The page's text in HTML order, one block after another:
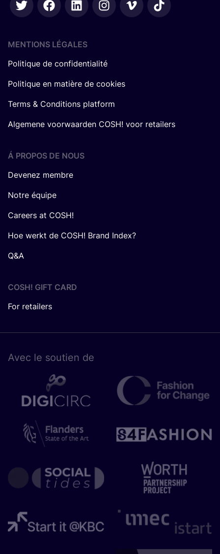
MENTIONS LÉGALES
Politique de confidentialité
Politique en matière de cookies
Terms & Conditions platform
Algemene voorwaarden COSH! voor retailers
Á PROPOS DE NOUS
Devenez membre
Notre équipe
Careers at COSH!
Hoe werkt de COSH! Brand Index?
Q&A
COSH! GIFT CARD
For retailers
Avec le sou­tien de